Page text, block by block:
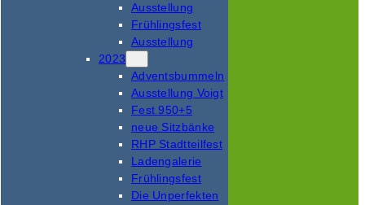
Ausstellung
Frühlingsfest
Ausstellung
2023
Adventsbummeln
Ausstellung Voigt
Fest 950+5
neue Sitzbänke
RHP Stadtteilfest
Ladengalerie
Frühlingsfest
Die Unperfekten